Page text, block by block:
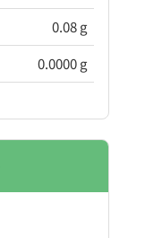
0.08 g
0.0000 g